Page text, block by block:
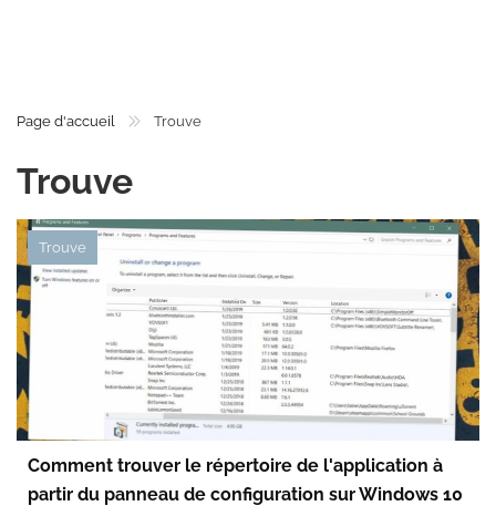
Page d'accueil Trouve
Trouve
Trouve
Comment trouver le répertoire de l'application à
partir du panneau de configuration sur Windows 10